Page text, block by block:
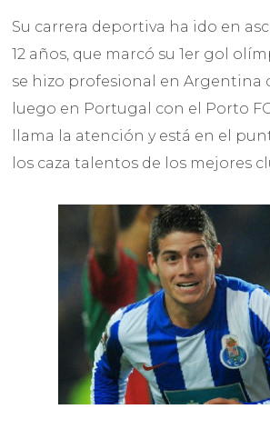
Su carrera deportiva ha ido en
12 años, que marcó su 1er gol
se hizo profesional en Argentina
luego en Portugal con el Porto
llama la atención y está en el
los caza talentos de los mejores